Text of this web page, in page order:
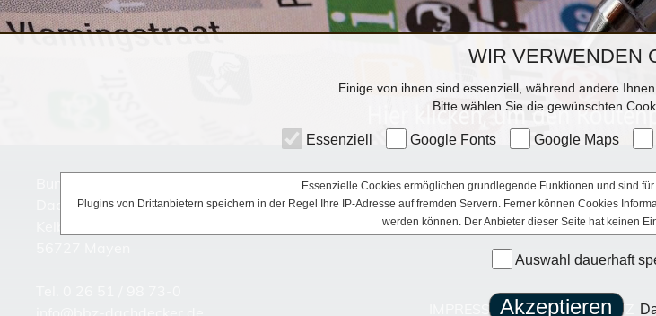
Dachdeckerhandwerks
IMPRESSUM|DATENSCHUTZ
WIR VERWENDEN
Einige von ihnen sind essenziell, während andere
Bitte wählen Sie die gewünschten
Essenziell Google Fonts Google Maps
Essenzielle Cookies ermöglichen grundlegende Funktionen und sind
Plugins von Drittanbietern speichern in der Regel Ihre IP-Adresse auf fremden Servern. Ferner können Cookies
werden können. Der Anbieter dieser Seite hat keinen
Auswahl dauerhaft